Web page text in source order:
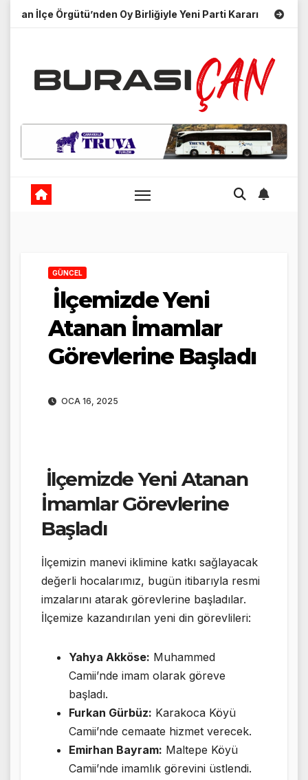
Skipİlçe Örgütü’nden Oy Birliğiyle Yeni Parti Kararı Merhum
GÜNCEL
İlçemizde Yeni
Atanan İmamlar
Görevlerine Başladı
OCA 16, 2025
İlçemizde Yeni Atanan
İmamlar Görevlerine
Başladı
İlçemizin manevi iklimine katkı sağlayacak
değerli hocalarımız, bugün itibarıyla resmi
imzalarını atarak görevlerine başladılar.
İlçemize kazandırılan yeni din görevlileri:
Yahya Akköse: Muhammed
Camii’nde imam olarak göreve
başladı.
Furkan Gürbüz: Karakoca Köyü
Camii’nde cemaate hizmet verecek.
Emirhan Bayram: Maltepe Köyü
Camii’nde imamlık görevini üstlendi.